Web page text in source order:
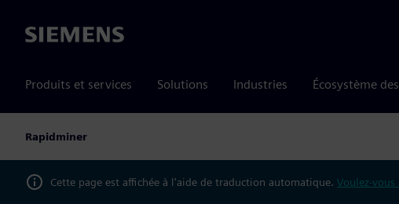
Siemens
Produits et services Solutions Industries Écosystème
Rapidminer
Cette page est affichée à l'aide de traduction automatique. Voulez-